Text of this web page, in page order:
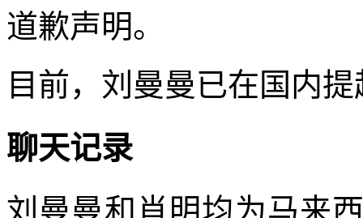
道歉声明。
目前，刘曼曼已在国内
聊天记录
刘曼曼和肖明均为马来